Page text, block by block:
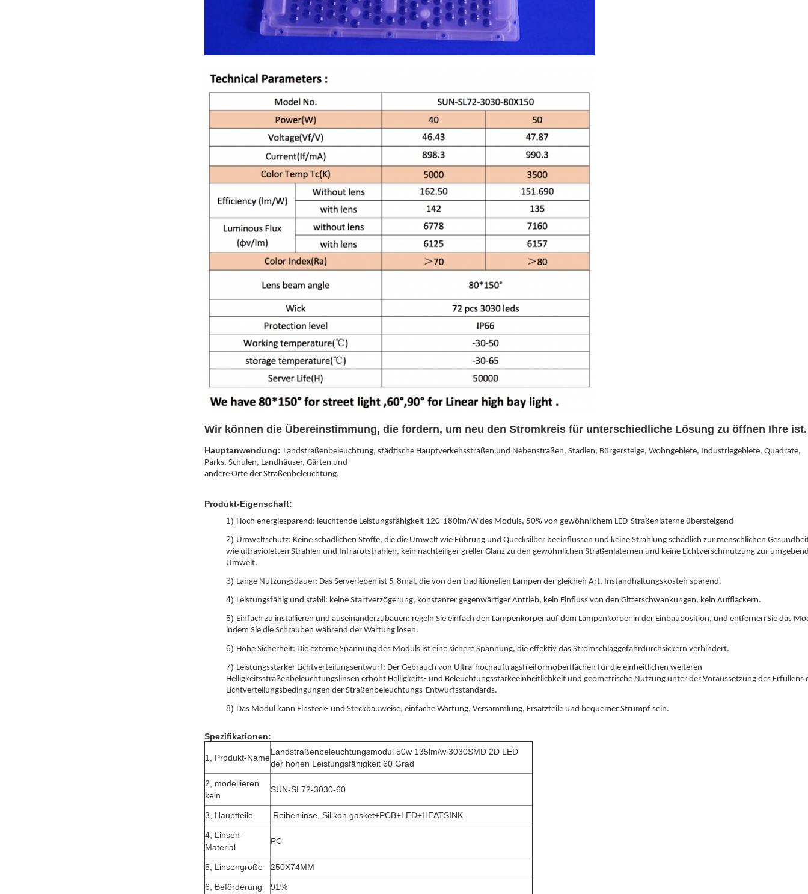
Wir können die Übereinstimmung, die fordern, um neu den Stromkreis für unterschiedliche Lösung zu öffnen Ihre ist.
Hauptanwendung: Landstraßenbeleuchtung, städtische Hauptverkehsstraßen und Nebenstraßen, Stadien, Bürgersteige, Wohngebiete, Industriegebiete, Quadrate,
Parks, Schulen, Landhäuser, Gärten und
andere Orte der Straßenbeleuchtung.
Produkt-Eigenschaft:
1) Hoch energiesparend: leuchtende Leistungsfähigkeit 120-180lm/W des Moduls, 50% von gewöhnlichem LED-Straßenlaterne übersteigend
2) Umweltschutz: Keine schädlichen Stoffe, die die Umwelt wie Führung und Quecksilber beeinflussen und keine Strahlung schädlich zur menschlichen
wie ultravioletten Strahlen und Infrarotstrahlen, kein nachteiliger greller Glanz zu den gewöhnlichen Straßenlaternen und keine Lichtverschmutzung zur
Umwelt.
3) Lange Nutzungsdauer: Das Serverleben ist 5-8mal, die von den traditionellen Lampen der gleichen Art, Instandhaltungskosten sparend.
4) Leistungsfähig und stabil: keine Startverzögerung, konstanter gegenwärtiger Antrieb, kein Einfluss von den Gitterschwankungen, kein Aufflackern.
5) Einfach zu installieren und auseinanderzubauen: regeln Sie einfach den Lampenkörper auf dem Lampenkörper in der Einbauposition, und entfernen Sie das
indem Sie die Schrauben während der Wartung lösen.
6) Hohe Sicherheit: Die externe Spannung des Moduls ist eine sichere Spannung, die effektiv das Stromschlaggefahrdurchsickern verhindert.
7) Leistungsstarker Lichtverteilungsentwurf: Der Gebrauch von Ultra-hochauftragsfreiformoberflächen für die einheitlichen weiteren
Helligkeitsstraßenbeleuchtungslinsen erhöht Helligkeits- und Beleuchtungsstärkeeinheitlichkeit und geometrische Nutzung unter der Voraussetzung des Erfüllens
Lichtverteilungsbedingungen der Straßenbeleuchtungs-Entwurfsstandards.
8) Das Modul kann Einsteck- und Steckbauweise, einfache Wartung, Versammlung, Ersatzteile und bequemer Strumpf sein.
Spezifikationen:
1, Produkt-Name
Landstraßenbeleuchtungsmodul 50w 135lm/w 3030SMD 2D LED
der hohen Leistungsfähigkeit 60 Grad
2, modellieren
kein
SUN-SL72-3030-60
3, Hauptteile Reihenlinse, Silikon gasket+PCB+LED+HEATSINK
4, Linsen-
Material
PC
5, Linsengröße 250X74MM
6, Beförderung 91%